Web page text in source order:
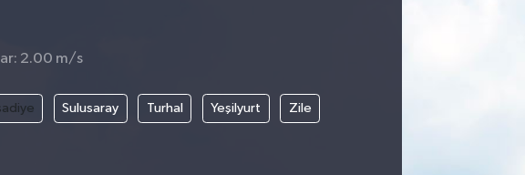
2.00 m/s
Sulusaray Turhal Yeşilyurt Zile